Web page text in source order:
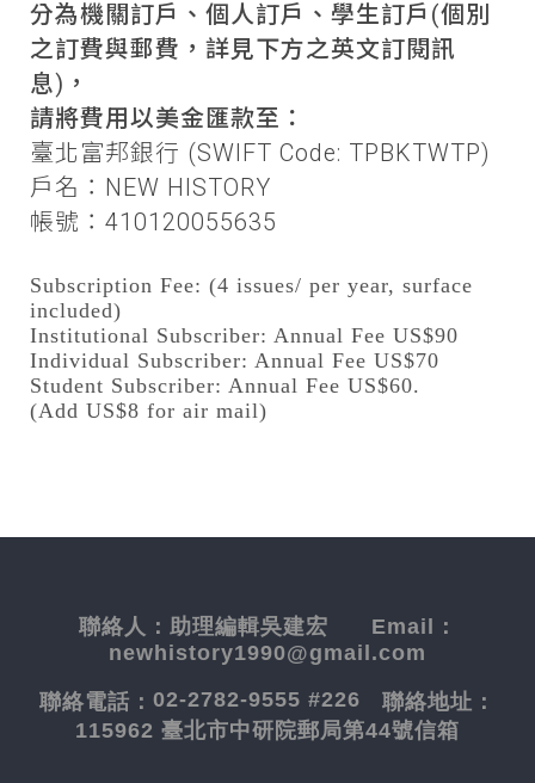
分為機關訂戶、個人訂戶、學生訂戶(個別
之訂費與郵費，詳見下方之英文訂閱訊
息)，
請將費用以美金匯款至：
臺北富邦銀行 (SWIFT Code: TPBKTWTP)
戶名：NEW HISTORY
帳號：410120055635
Subscription Fee: (4 issues/ per year, surface
included)
Institutional Subscriber: Annual Fee US$90
Individual Subscriber: Annual Fee US$70
Student Subscriber: Annual Fee US$60.
(Add US$8 for air mail)
聯絡人： 助理編輯吳建宏 Email：
newhistory1990@gmail.com
聯絡電話： 02-2782-9555 #226 聯絡地址：
115962 臺北市中研院郵局第44號信箱